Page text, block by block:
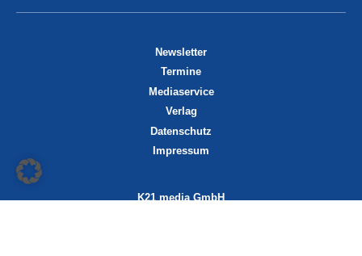
Newsletter
Termine
Mediaservice
Verlag
Datenschutz
Impressum
K21 media GmbH